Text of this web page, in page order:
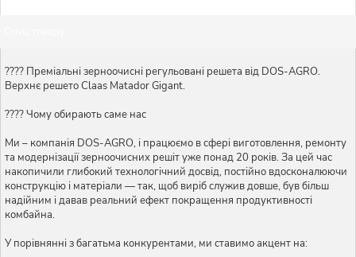
???? Преміальні зерноочисні регульовані решета від DOS-AGRO.
Верхнє решето Claas Matador Gigant.
???? Чому обирають саме нас
Ми – компанія DOS-AGRO, і працюємо в сфері виготовлення, ремонту
та модернізації зерноочисних решіт уже понад 20 років. За цей час
накопичили глибокий технологічний досвід, постійно вдосконалюючи
конструкцію і матеріали — так, щоб виріб служив довше, був більш
надійним і давав реальний ефект покращення продуктивності
комбайна.
У порівнянні з багатьма конкурентами, ми ставимо акцент на: